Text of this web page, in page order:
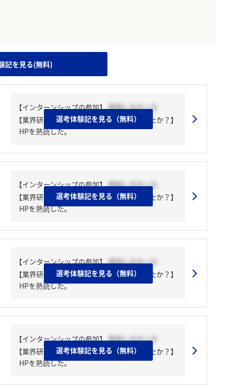
記を見る(無料)
【インターンシップの参加】 参加しなかった
【業界研究・企業研究はどんな風にしましたか？】
HPを熟読した。
選考体験記を見る（無料）
【インターンシップの参加】 参加しなかった
【業界研究・企業研究はどんな風にしましたか？】
HPを熟読した。
選考体験記を見る（無料）
【インターンシップの参加】 参加しなかった
【業界研究・企業研究はどんな風にしましたか？】
HPを熟読した。
選考体験記を見る（無料）
【インターンシップの参加】 参加しなかった
【業界研究・企業研究はどんな風にしましたか？】
HPを熟読した。
選考体験記を見る（無料）